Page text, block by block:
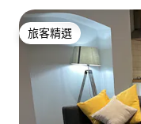
旅客精選
旅客精選